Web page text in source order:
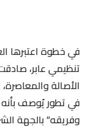
في خطوة اعتبرها
تنظيمي عابر،
الأصالة
في تطور يُوصف
وفريقه” بالجهة